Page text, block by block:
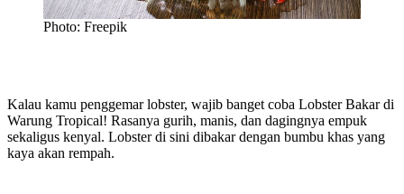
Photo: Freepik
Kalau kamu penggemar lobster, wajib banget coba Lobster Bakar di
Warung Tropical! Rasanya gurih, manis, dan dagingnya empuk
sekaligus kenyal. Lobster di sini dibakar dengan bumbu khas yang
kaya akan rempah.